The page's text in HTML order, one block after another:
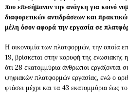
που επεσήμαναν την ανάγκη για κοινό
διαφορετικών αντιδράσεων και
μέλη όσον αφορά την εργασία σε
Η οικονομία των πλατφορμών, την οποία
19, βρίσκεται στην κορυφή της ενωσιακής
ότι 28 εκατομμύρια άνθρωποι
ψηφιακών πλατφορμών εργασίας, ενώ ο
φτάσει μέχρι και τα 43 εκατομμύρια έως